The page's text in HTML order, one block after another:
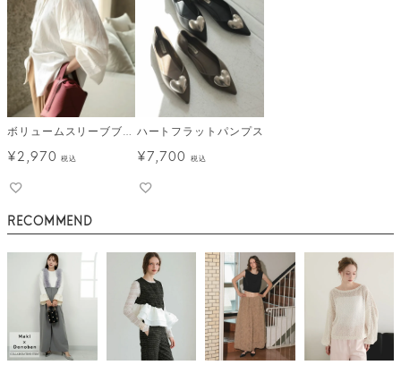
ボリュームスリーブブラウス メール便
¥2,970 税込
ハートフラットパンプス
¥7,700 税込
RECOMMEND